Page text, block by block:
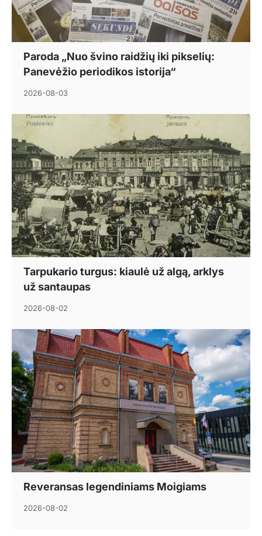
Paroda „Nuo švino raidžių iki pikselių:
Panevėžio periodikos istorija“
2026-08-03
Tarpukario turgus: kiaulė už algą, arklys
už santaupas
2026-08-02
Reveransas legendiniams Moigiams
2026-08-02